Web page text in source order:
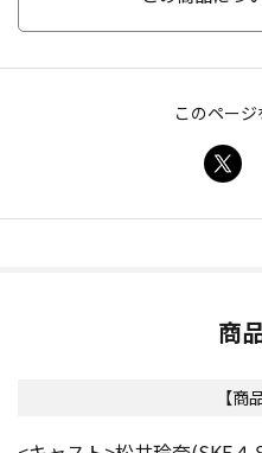
このペー
商
【商